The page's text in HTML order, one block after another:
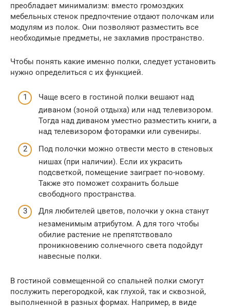
преобладает минимализм: вместо громоздких
мебельных стенок предпочтение отдают полочкам или
модулям из полок. Они позволяют разместить все
необходимые предметы, не захламив пространство.
Чтобы понять какие именно полки, следует установить
нужно определиться с их функцией.
Чаще всего в гостиной полки вешают над
диваном (зоной отдыха) или над телевизором.
Тогда над диваном уместно разместить книги, а
над телевизором фоторамки или сувениры.
Под полочки можно отвести место в стеновых
нишах (при наличии). Если их украсить
подсветкой, помещение заиграет по-новому.
Также это поможет сохранить больше
свободного пространства.
Для любителей цветов, полочки у окна станут
незаменимым атрибутом. А для того чтобы
обилие растение не препятствовало
проникновению солнечного света подойдут
навесные полки.
В гостиной совмещенной со спальней полки смогут
послужить перегородкой, как глухой, так и сквозной,
выполненной в разных формах. Например, в виде